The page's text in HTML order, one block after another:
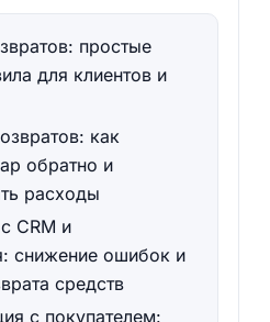
простые
для клиентов и
как
обратно и
расходы
CRM и
снижение ошибок и
средств
с покупателем: